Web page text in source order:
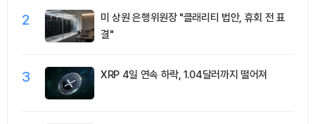
2
미 상원 은행위원장 "클래리티 법안, 휴회 전 표
결"
3 XRP 4일 연속 하락, 1.04달러까지 떨어져